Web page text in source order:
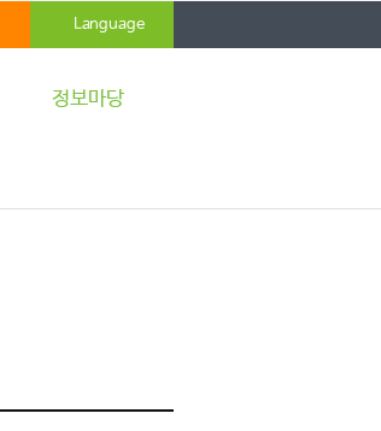
Language
정보마당
IRB